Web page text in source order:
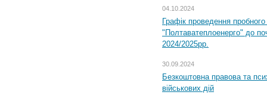
04.10.2024
Графік проведення
"Полтаватеплоенерго" до
2024/2025рр.
30.09.2024
Безкоштовна правова та
військових дій